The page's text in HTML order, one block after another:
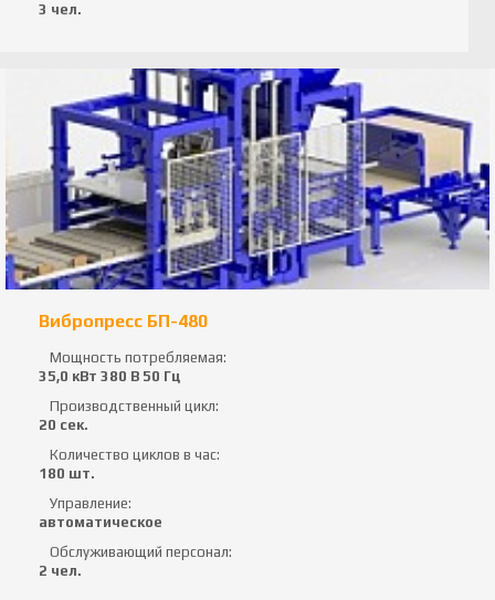
3 чел.
Вибропресс БП-480
Мощность потребляемая:
35,0 кВт 380 В 50 Гц
Производственный цикл:
20 сек.
Количество циклов в час:
180 шт.
Управление:
автоматическое
Обслуживающий персонал:
2 чел.